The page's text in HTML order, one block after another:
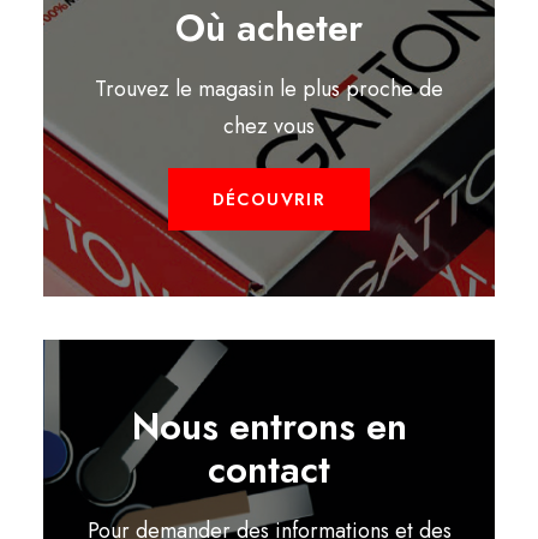
Où acheter
Trouvez le magasin le plus proche de
chez vous
DÉCOUVRIR
Nous entrons en
contact
Pour demander des informations et des